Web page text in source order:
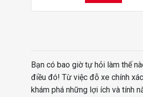
Bạn có bao giờ tự hỏi làm thế
điều đó! Từ việc đỗ xe chính
khám phá những lợi ích và tính